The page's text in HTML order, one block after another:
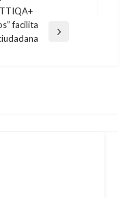
facilita